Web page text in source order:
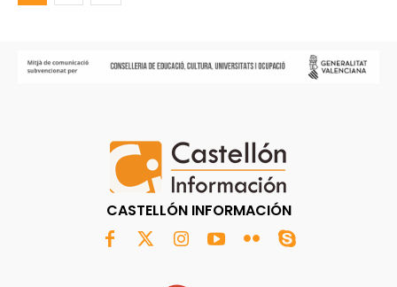
CASTELLÓN INFORMACIÓN